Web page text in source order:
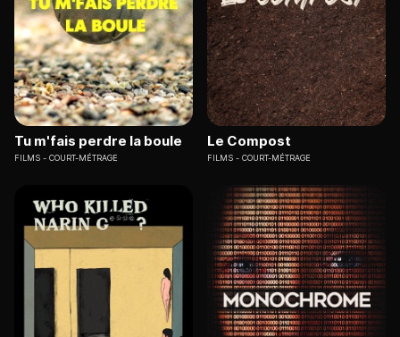
Tu m'fais perdre la boule
FILMS COURT-MÉTRAGE
Le Compost
FILMS COURT-MÉTRAGE